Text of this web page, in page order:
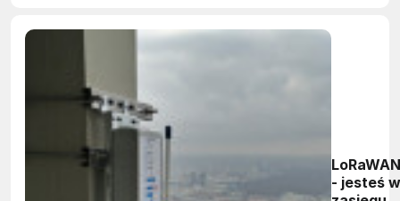
LoRaWAN
- jesteś w